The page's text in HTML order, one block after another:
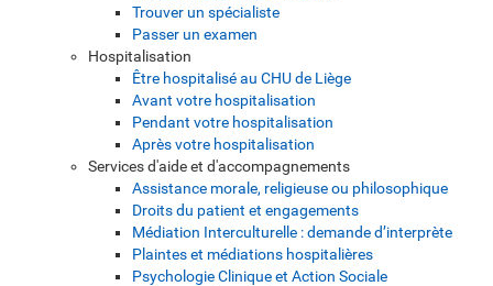
Trouver un spécialiste
Passer un examen
Hospitalisation
Être hospitalisé au CHU de Liège
Avant votre hospitalisation
Pendant votre hospitalisation
Après votre hospitalisation
Services d'aide et d'accompagnements
Assistance morale, religieuse ou philosophique
Droits du patient et engagements
Médiation Interculturelle : demande d’interprète
Plaintes et médiations hospitalières
Psychologie Clinique et Action Sociale